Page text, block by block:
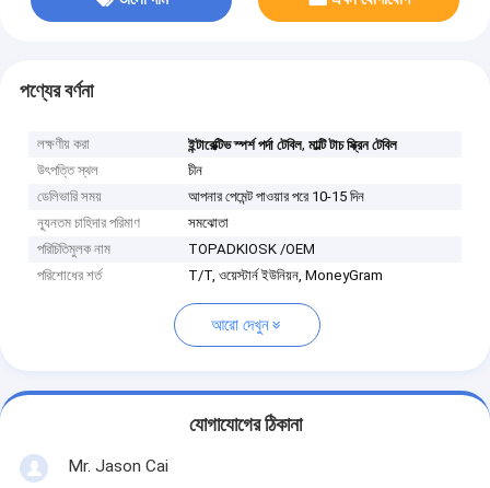
পণ্যের বর্ণনা
লক্ষণীয় করা ইন্টারেক্টিভ স্পর্শ পর্দা টেবিল,মাল্টি টাচ স্ক্রিন টেবিল
উৎপত্তি স্থল
চীন
ডেলিভারি সময়
আপনার পেমেন্ট পাওয়ার পরে 10-15 দিন
ন্যূনতম চাহিদার পরিমাণ
সমঝোতা
পরিচিতিমুলক নাম
TOPADKIOSK /OEM
পরিশোধের শর্ত
T/T, ওয়েস্টার্ন ইউনিয়ন, MoneyGram
আরো দেখুন
যোগাযোগের ঠিকানা
Mr. Jason Cai